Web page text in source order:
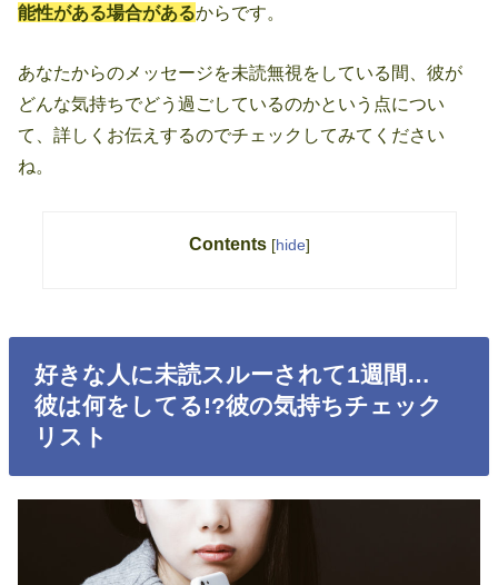
能性がある場合があるからです。
あなたからのメッセージを未読無視をしている間、彼が
どんな気持ちでどう過ごしているのかという点につい
て、詳しくお伝えするのでチェックしてみてください
ね。
Contents [hide]
好きな人に未読スルーされて1週間…
彼は何をしてる!?彼の気持ちチェック
リスト